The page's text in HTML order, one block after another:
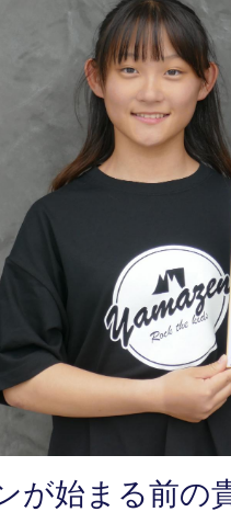
が始まる前の